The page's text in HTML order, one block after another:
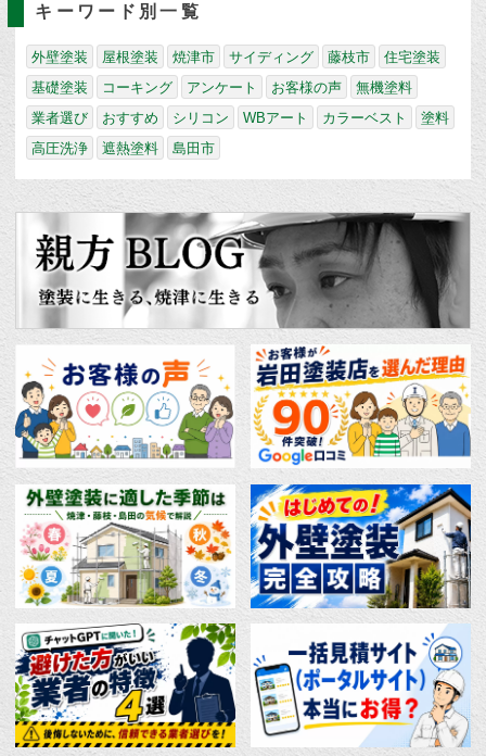
キーワード別一覧
外壁塗装 屋根塗装 焼津市 サイディング 藤枝市
住宅塗装
基礎塗装
コーキング アンケート お客様の声
無機塗料
業者選び
おすすめ シリコン WBアート カラーベスト
塗料
高圧洗浄
遮熱塗料 島田市